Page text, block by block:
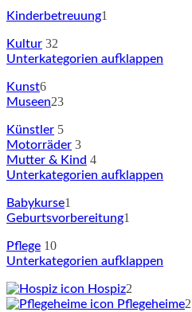
Kinderbetreuung1
Kultur 32
Unterkategorien aufklappen
Kunst6
Museen23
Künstler 5
Motorräder 3
Mutter & Kind 4
Unterkategorien aufklappen
Babykurse1
Geburtsvorbereitung1
Pflege 10
Unterkategorien aufklappen
Hospiz2
Pflegeheime2